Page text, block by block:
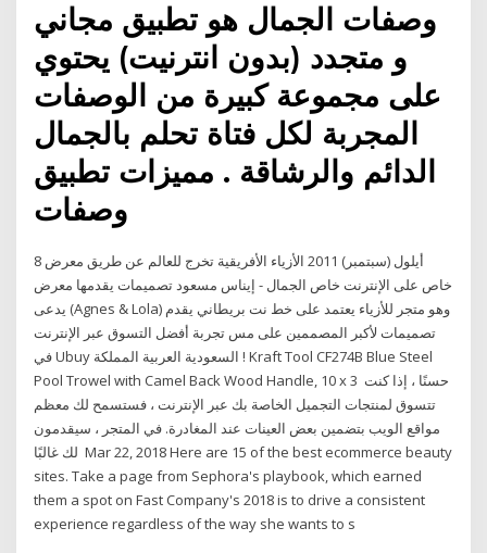
وصفات الجمال هو تطبيق مجاني
و متجدد (بدون انترنيت) يحتوي
على مجموعة كبيرة من الوصفات
المجربة لكل فتاة تحلم بالجمال
الدائم والرشاقة . مميزات تطبيق
8 أيلول (سبتمبر) 2011 الأزياء الأفريقية تخرج للعالم عن طريق معرض
خاص على الإنترنت خاص الجمال - إيناس مسعود تصميمات يقدمها معرض
يدعى (Agnes & Lola) وهو متجر للأزياء يعتمد على خط نت بريطاني يقدم
تصميمات لأكبر المصممين على مس تجربة أفضل التسوق عبر الإنترنت
في Ubuy السعودية العربية المملكة ! Kraft Tool CF274B Blue Steel
Pool Trowel with Camel Back Wood Handle, 10 x 3 حسنًا ، إذا كنت
تتسوق لمنتجات التجميل الخاصة بك عبر الإنترنت ، فستسمح لك معظم
مواقع الويب بتضمين بعض العينات عند المغادرة. في المتجر ، سيقدمون
لك غالبًا Mar 22, 2018 Here are 15 of the best ecommerce beauty
sites. Take a page from Sephora's playbook, which earned
them a spot on Fast Company's 2018 is to drive a consistent
experience regardless of the way she wants to s